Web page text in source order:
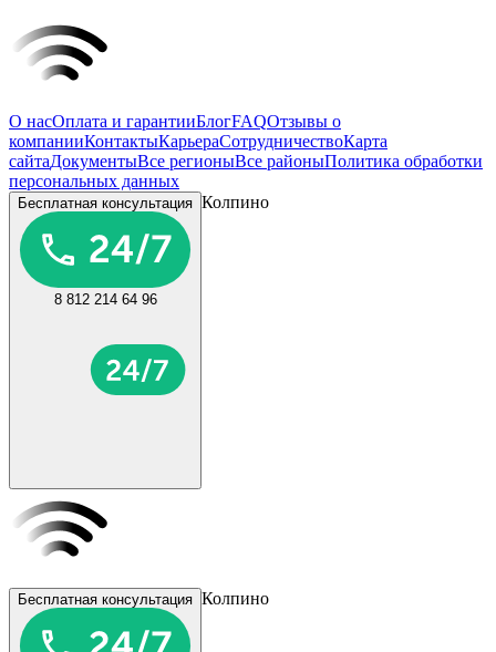
О насОплата и гарантииБлогFAQОтзывы о
компанииКонтактыКарьераСотрудничествоКарта
сайтаДокументыВсе регионыВсе районыПолитика обработки
персональных данных
Бесплатная консультация
8 812 214 64 96
Колпино
Бесплатная консультация Колпино